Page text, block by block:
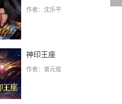
作者：沈乐平
神印王座
作者：曾元俊